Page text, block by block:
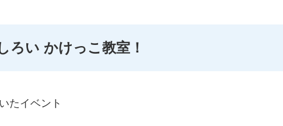
ろい かけっこ教室！
たイベント